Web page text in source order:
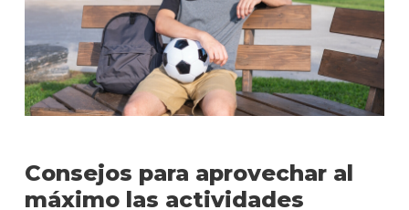
Consejos para aprovechar al
máximo las actividades